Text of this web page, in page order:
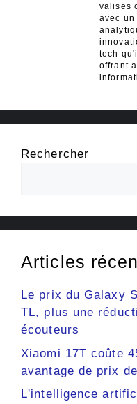
valises
avec
tech
offrant
Rechercher
Articles
Le prix du Galaxy
TL, plus une
écouteurs
Xiaomi 17T coûte
avantage de prix
L'intelligence